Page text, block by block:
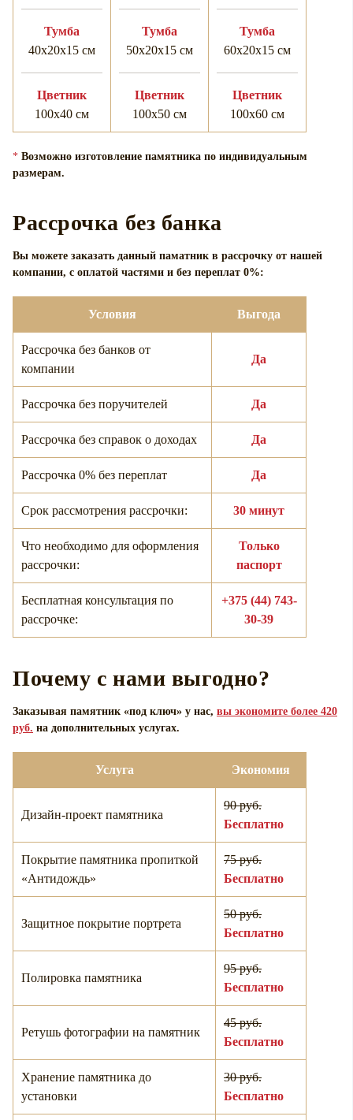
Тумба
40х20х15 см
Цветник
100х40 см
Тумба
50х20х15 см
Цветник
100х50 см
Тумба
60х20х15 см
Цветник
100х60 см
* Возможно изготовление памятника по индивидуальным
размерам.
Рассрочка без банка
Вы можете заказать данный паматник в рассрочку от нашей
компании, с оплатой частями и без переплат 0%:
Условия Выгода
Рассрочка без банков от
компании
Да
Рассрочка без поручителей Да
Рассрочка без справок о доходах Да
Рассрочка 0% без переплат Да
Срок рассмотрения рассрочки: 30 минут
Что необходимо для оформления
рассрочки:
Только
паспорт
Бесплатная консультация по
рассрочке:
+375 (44) 743-
30-39
Почему с нами выгодно?
Заказывая памятник «под ключ» у нас, вы экономите более 420
руб. на дополнительных услугах.
Услуга Экономия
Дизайн-проект памятника
90 руб.
Бесплатно
Покрытие памятника пропиткой
«Антидождь»
75 руб.
Бесплатно
Защитное покрытие портрета
50 руб.
Бесплатно
Полировка памятника
95 руб.
Бесплатно
Ретушь фотографии на памятник
45 руб.
Бесплатно
Хранение памятника до
установки
30 руб.
Бесплатно